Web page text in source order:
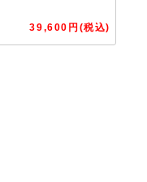
39,600円(税込)